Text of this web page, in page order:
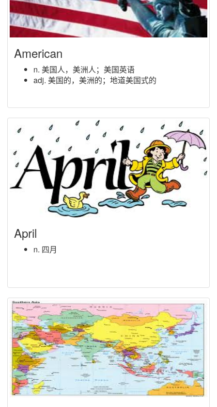
American
n. 美国人，美洲人；美国英语
adj. 美国的，美洲的；地道美国式的
April
n. 四月